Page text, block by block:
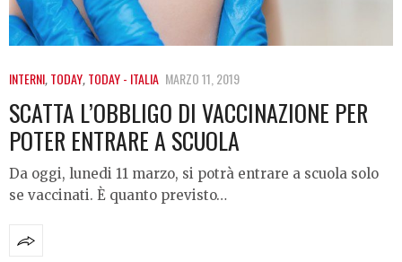
INTERNI,TODAY,TODAY - ITALIA MARZO 11, 2019
SCATTA L’OBBLIGO DI VACCINAZIONE PER
POTER ENTRARE A SCUOLA
Da oggi, lunedi 11 marzo, si potrà entrare a scuola solo
se vaccinati. È quanto previsto…